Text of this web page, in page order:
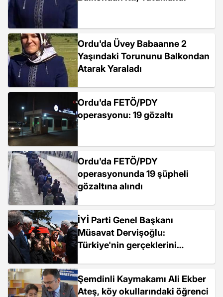
Ordu'da Üvey Babaanne 2
Yaşındaki Torununu Balkondan
Atarak Yaraladı
Ordu'da FETÖ/PDY
operasyonu: 19 gözaltı
Ordu'da FETÖ/PDY
operasyonunda 19 şüpheli
gözaltına alındı
İYİ Parti Genel Başkanı
Müsavat Dervişoğlu:
Türkiye'nin gerçeklerini
Şemdinli Kaymakamı Ali Ekber
Ateş, köy okullarındaki öğrenci